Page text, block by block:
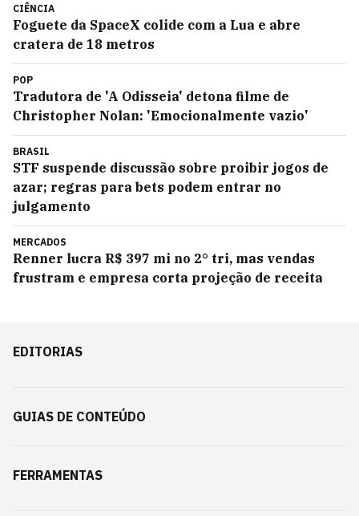
CIÊNCIA
Foguete da SpaceX colide com a Lua e abre
cratera de 18 metros
POP
Tradutora de 'A Odisseia' detona filme de
Christopher Nolan: 'Emocionalmente vazio'
BRASIL
STF suspende discussão sobre proibir jogos de
azar; regras para bets podem entrar no
julgamento
MERCADOS
Renner lucra R$ 397 mi no 2° tri, mas vendas
frustram e empresa corta projeção de receita
EDITORIAS
GUIAS DE CONTEÚDO
FERRAMENTAS